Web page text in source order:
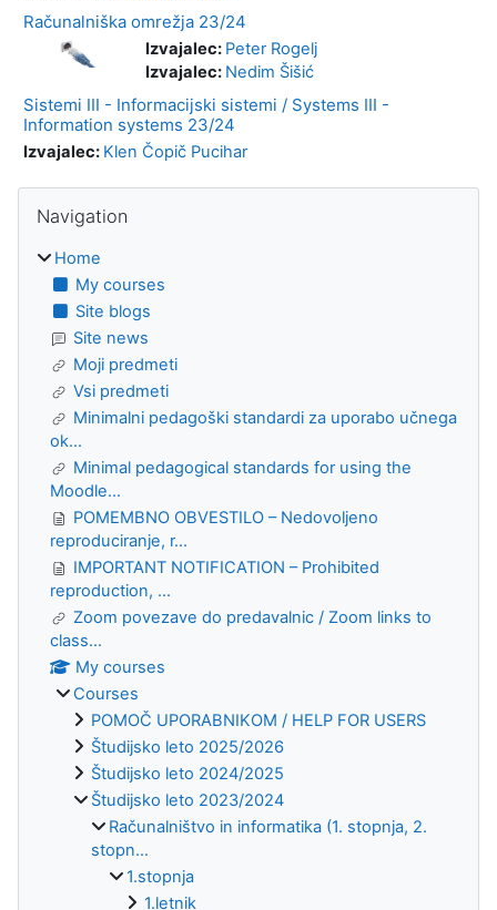
Računalniška omrežja 23/24
Izvajalec: Peter Rogelj
Izvajalec: Nedim Šišić
Sistemi III - Informacijski sistemi / Systems III -
Information systems 23/24
Izvajalec: Klen Čopič Pucihar
Blocks
Navigation
Home
My courses
Site blogs
Site news
Moji predmeti
Vsi predmeti
Minimalni pedagoški standardi za uporabo učnega
ok...
Minimal pedagogical standards for using the
Moodle...
POMEMBNO OBVESTILO – Nedovoljeno
reproduciranje, r...
IMPORTANT NOTIFICATION – Prohibited
reproduction, ...
Zoom povezave do predavalnic / Zoom links to
class...
My courses
Courses
POMOČ UPORABNIKOM / HELP FOR USERS
Študijsko leto 2025/2026
Študijsko leto 2024/2025
Študijsko leto 2023/2024
Računalništvo in informatika (1. stopnja, 2.
stopn...
1.stopnja
1.letnik